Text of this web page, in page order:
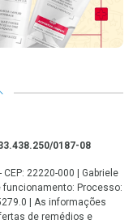
0187-08
22220-000 | Gabriele
funcionamento: Processo:
| As informações
de remédios e